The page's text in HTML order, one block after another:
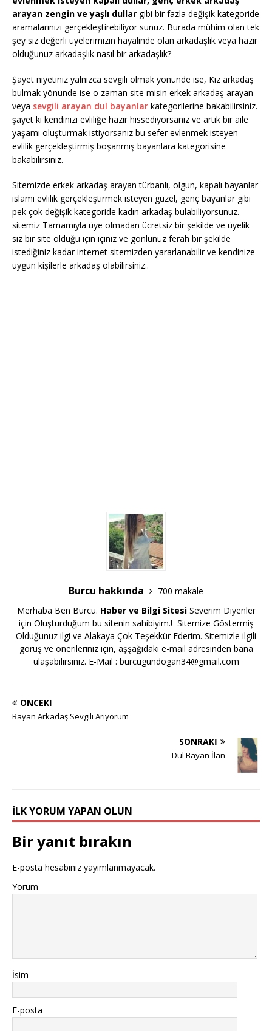
arayan zengin ve yaşlı dullar gibi bir fazla değişik kategoride
aramalarınızı gerçekleştirebiliyor sunuz. Burada mühim olan tek
şey siz değerli üyelerimizin hayalinde olan arkadaşlık veya hazır
olduğunuz arkadaşlık nasıl bir arkadaşlık?
Şayet niyetiniz yalnızca sevgili olmak yönünde ise, Kız arkadaş
bulmak yönünde ise o zaman site misin erkek arkadaş arayan
veya sevgili arayan dul bayanlar kategorilerine bakabilirsiniz.
şayet ki kendinizi evliliğe hazır hissediyorsanız ve artık bir aile
yaşamı oluşturmak istiyorsanız bu sefer evlenmek isteyen
evlilik gerçekleştirmiş boşanmış bayanlara kategorisine
bakabilirsiniz.
Sitemizde erkek arkadaş arayan türbanlı, olgun, kapalı bayanlar
islami evlilik gerçekleştirmek isteyen güzel, genç bayanlar gibi
pek çok değişik kategoride kadın arkadaş bulabiliyorsunuz.
sitemiz Tamamıyla üye olmadan ücretsiz bir şekilde ve üyelik
siz bir site olduğu için içiniz ve gönlünüz ferah bir şekilde
istediğiniz kadar internet sitemizden yararlanabilir ve kendinize
uygun kişilerle arkadaş olabilirsiniz..
Burcu hakkında
700 makale
Merhaba Ben Burcu. Haber ve Bilgi SitesiSeverim Diyenler
için Oluşturduğum bu sitenin sahibiyim.! Sitemize Göstermiş
Olduğunuz ilgi ve Alakaya Çok Teşekkür Ederim. Sitemizle ilgili
görüş ve önerileriniz için, aşşağıdaki e-mail adresinden bana
ulaşabilirsiniz. E-Mail : burcugundogan34@gmail.com
ÖNCEKI
Bayan Arkadaş Sevgili Arıyorum
SONRAKI
Dul Bayan İlan
İLK YORUM YAPAN OLUN
Bir yanıt bırakın
E-posta hesabınız yayımlanmayacak.
Yorum
İsim
E-posta